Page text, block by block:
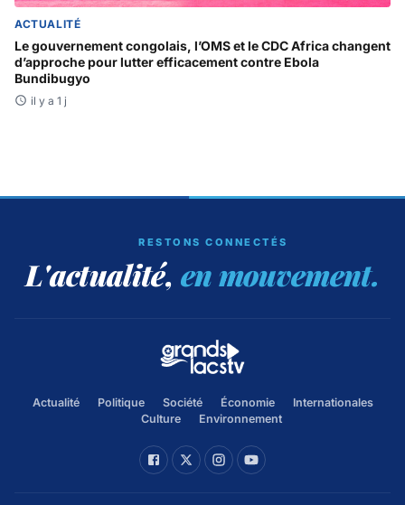
ACTUALITÉ
Le gouvernement congolais, l’OMS et le CDC Africa changent
d’approche pour lutter efficacement contre Ebola
Bundibugyo
il y a 1 j
RESTONS CONNECTÉS
L'actualité, en mouvement.
Actualité Politique Société Économie
Internationales
Culture
Environnement